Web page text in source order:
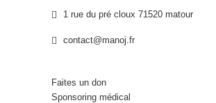
1 rue du pré cloux 71520 matour
contact@manoj.fr
Faites un don
Sponsoring médical